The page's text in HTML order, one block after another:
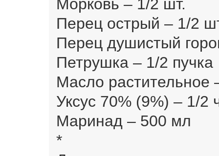
Морковь – 1/2 шт.
Перец острый – 1/2
Перец душистый
Петрушка – 1/2 пучка
Масло растительное
Уксус 70% (9%) – 1/2
Маринад – 500 мл
*